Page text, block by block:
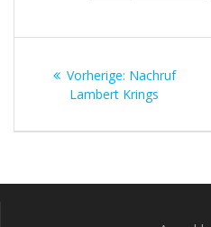
Vorherige: Nachruf
Lambert Krings